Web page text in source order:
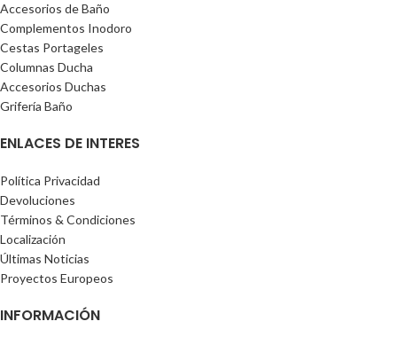
Accesorios de Baño
Complementos Inodoro
Cestas Portageles
Columnas Ducha
Accesorios Duchas
Grifería Baño
ENLACES DE INTERES
Política Privacidad
Devoluciones
Términos & Condiciones
Localización
Últimas Noticias
Proyectos Europeos
INFORMACIÓN